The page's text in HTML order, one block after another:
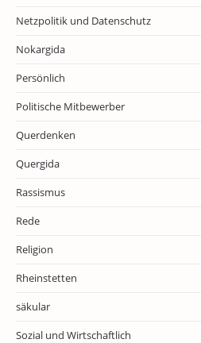
Netzpolitik und Datenschutz
Nokargida
Persönlich
Politische Mitbewerber
Querdenken
Quergida
Rassismus
Rede
Religion
Rheinstetten
säkular
Sozial und Wirtschaftlich